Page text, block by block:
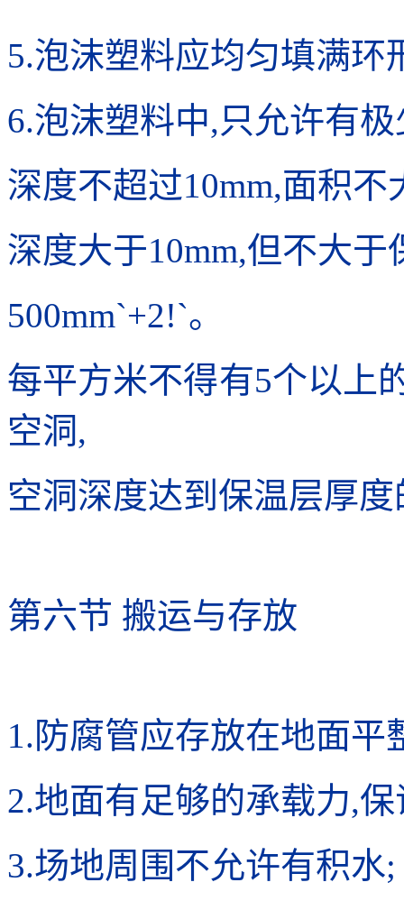
5.泡沫塑料应均匀填满
6.泡沫塑料中,只允许有
深度不超过10mm,面积不
深度大于10mm,但不大
500mm`+2!`。
每平方米不得有5个以上
空洞,
空洞深度达到保温层厚
第六节 搬运与存放
1.防腐管应存放在地面平
2.地面有足够的承载力,
3.场地周围不允许有积水;